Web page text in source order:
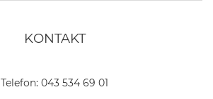
KONTAKT
Telefon: 043 534 69 01